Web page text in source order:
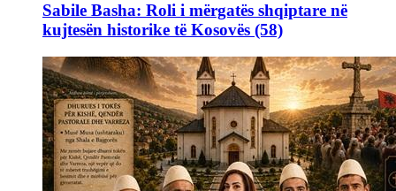
Sabile Basha: Roli i mërgatës shqiptare në
kujtesën historike të Kosovës (58)